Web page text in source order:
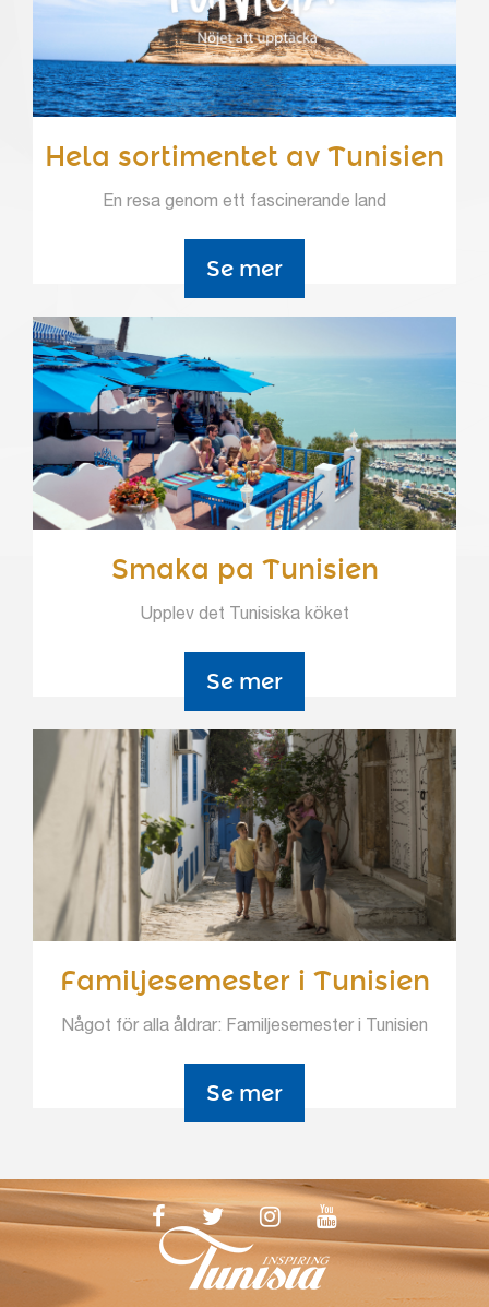
Hela sortimentet av Tunisien
En resa genom ett fascinerande land
Se mer
Smaka pa Tunisien
Upplev det Tunisiska köket
Se mer
Familjesemester i Tunisien
Något för alla åldrar: Familjesemester i Tunisien
Se mer